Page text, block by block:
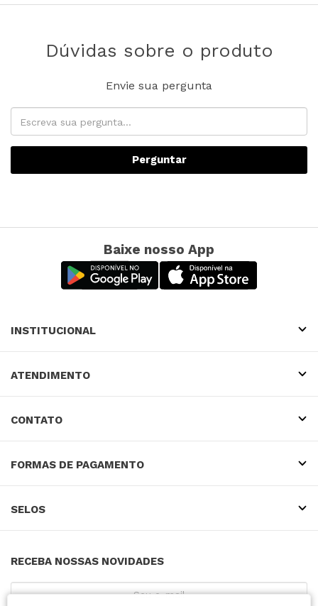
Dúvidas sobre o produto
Envie sua pergunta
Perguntar
Baixe nosso App
INSTITUCIONAL
ATENDIMENTO
CONTATO
FORMAS DE PAGAMENTO
SELOS
RECEBA NOSSAS NOVIDADES